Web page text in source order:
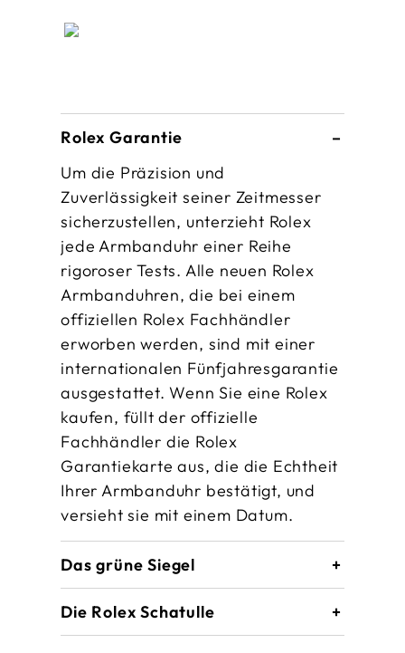
Rolex Garantie
Um die Präzision und
Zuverlässigkeit seiner Zeitmesser
sicherzustellen, unterzieht Rolex
jede Armbanduhr einer Reihe
rigoroser Tests. Alle neuen Rolex
Armbanduhren, die bei einem
offiziellen Rolex Fachhändler
erworben werden, sind mit einer
internationalen Fünfjahres­garantie
ausgestattet. Wenn Sie eine Rolex
kaufen, füllt der offizielle
Fachhändler die Rolex
Garantiekarte aus, die die Echtheit
Ihrer Armbanduhr bestätigt, und
versieht sie mit einem Datum.
Das grüne Siegel
Die Rolex Schatulle